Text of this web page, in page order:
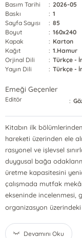
Basım Tarihi
: 2026-05
Baskı
: 1
Sayfa Sayısı
: 85
Boyut
: 160x240
Kapak
: Karton
Kağıt
: 1.Hamur
Orjinal Dili
: Türkçe -
Yayın Dili
: Türkçe -
Emeği Geçenler
Editör :
Kitabın ilk
hareketi üzerinden ele
rasyonel ve işlevsel
duygusal bağa
üretme kapasitesini
çalışmada mutfak
ekseninde incelenmesi,
organizasyon
Devamını Oku